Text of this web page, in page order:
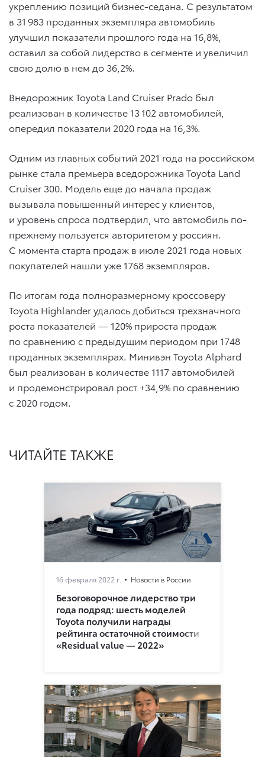
укреплению позиций бизнес-седана. С результатом
в 31 983 проданных экземпляра автомобиль
улучшил показатели прошлого года на 16,8%,
оставил за собой лидерство в сегменте и увеличил
свою долю в нем до 36,2%.
Внедорожник Toyota Land Cruiser Prado был
реализован в количестве 13 102 автомобилей,
опередил показатели 2020 года на 16,3%.
Одним из главных событий 2021 года на российском
рынке стала премьера вседорожника Toyota Land
Cruiser 300. Модель еще до начала продаж
вызывала повышенный интерес у клиентов,
и уровень спроса подтвердил, что автомобиль по-
прежнему пользуется авторитетом у россиян.
С момента старта продаж в июле 2021 года новых
покупателей нашли уже 1768 экземпляров.
По итогам года полноразмерному кроссоверу
Toyota Highlander удалось добиться трехзначного
роста показателей — 120% прироста продаж
по сравнению с предыдущим периодом при 1748
проданных экземплярах. Минивэн Toyota Alphard
был реализован в количестве 1117 автомобилей
и продемонстрировал рост +34,9% по сравнению
с 2020 годом.
ЧИТАЙТЕ ТАКЖЕ
16 февраля 2022 г. Новости в России
Безоговорочное лидерство три
года подряд: шесть моделей
Toyota получили награды
рейтинга остаточной стоимости
«Residual value — 2022»